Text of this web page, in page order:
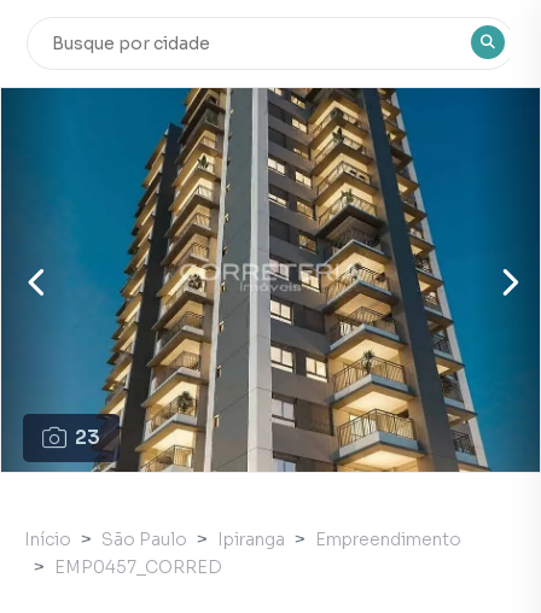
23
Início São Paulo Ipiranga
Empreendimento
EMP0457_CORRED